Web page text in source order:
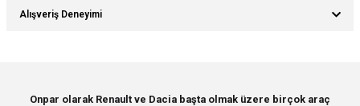
Bu ürünün fiyat bilgisi, resim, ürün açıklamalarında ve diğer konularda
yetersiz gördüğünüz noktaları öneri formunu kullanarak tarafımıza
Ürün resmi kalitesiz, bozuk veya görüntülenemiyor.
Alışveriş Deneyimi
Onpar olarak Renault ve Dacia başta olmak üzere birçok araç